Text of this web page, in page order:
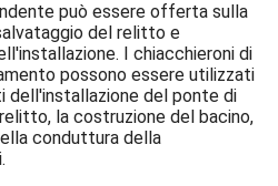
può essere offerta sulla
del relitto e
I chiacchieroni di
possono essere utilizzati
dell'installazione del ponte di
la costruzione del bacino,
conduttura della